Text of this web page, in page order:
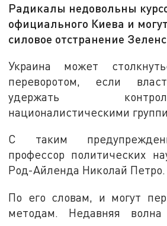
Радикалы недовольны
официального Киева и
силовое отстранение
Украина может
переворотом, если
удержать
националистическими
С таким
профессор политических
Род-Айленда Николай Петро.
По его словам, и могут
методам. Недавняя